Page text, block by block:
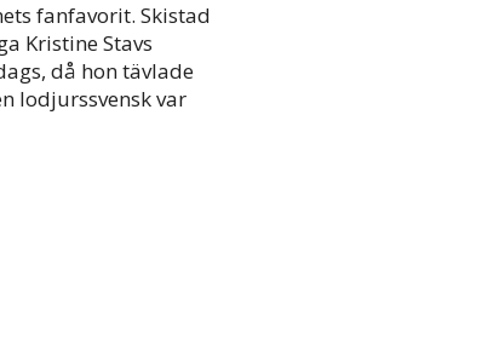
fanfavorit. Skistad
Kristine Stavs
då hon tävlade
lodjurssvensk var